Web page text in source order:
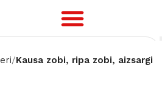
Kausa zobi, ripa zobi, aizsargi